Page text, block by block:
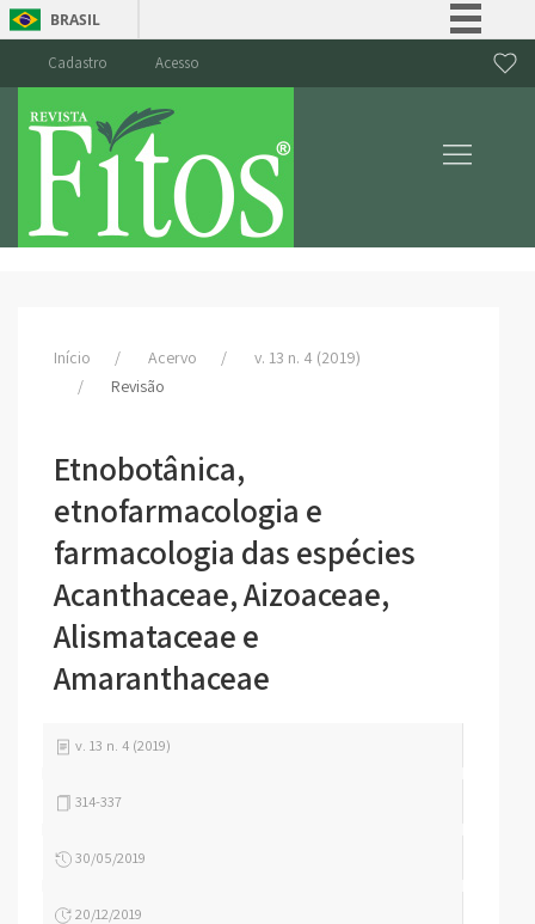
BRASIL
Canais
Cadastro Acesso
Início Acervo
v. 13 n. 4 (2019)
Revisão
Etnobotânica,
etnofarmacologia e
farmacologia das espécies
Acanthaceae, Aizoaceae,
Alismataceae e
Amaranthaceae
v. 13 n. 4 (2019)
314-337
30/05/2019
20/12/2019